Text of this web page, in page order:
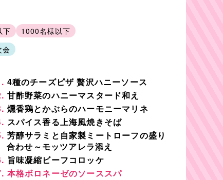
下
1000名様以下
会
4種のチーズピザ 贅沢ハニーソース
甘酢野菜のハニーマスタード和え
燻香鶏とかぶらのハーモニーマリネ
スパイス香る上海風焼きそば
芳醇サラミと自家製ミートローフの盛り
合わせ～モッツアレラ添え
旨味凝縮ビーフコロッケ
本格ボロネーゼのソーススパ